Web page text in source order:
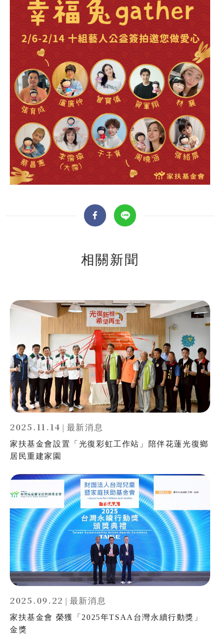
全文檢索
搜尋
熱門關鍵字
兒童保護
相關新聞
2025.11.14 | 最新消息
家扶基金會設置「光復彩虹工作站」陪伴花蓮光復鄉
居民重建家園
2025.09.22 最新消息
家扶基金會 榮獲「2025年TSAA台灣永續行動獎」
金獎